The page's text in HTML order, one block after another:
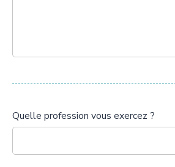
Quelle profession vous exercez ?